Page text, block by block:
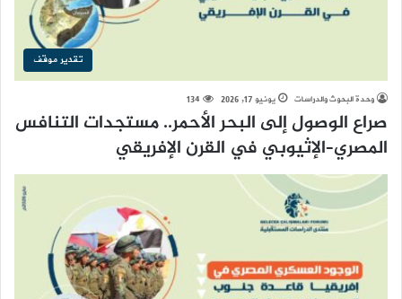
تقدير موقف
وحدة البحوث والدراسات يونيو 17, 2026 134
صراع الوصول إلى البحر الأحمر.. مستجدات التنافس
المصري–الإثيوبي في القرن الإفريقي